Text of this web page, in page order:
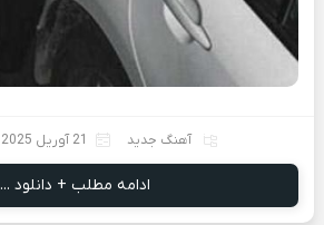
آهنگ جدید 21 آوریل 2025
ادامه مطلب + دانلود ...